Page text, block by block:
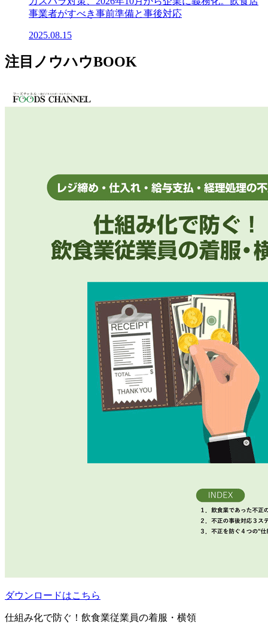
事業者がすべき事前準備と事後対応
2025.08.15
注目ノウハウBOOK
ダウンロードはこちら
仕組み化で防ぐ！飲食業従業員の着服・横領